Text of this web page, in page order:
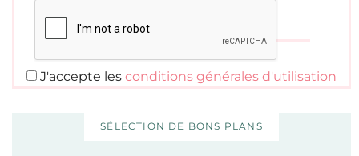
J'accepte les conditions générales d'utilisation
SÉLECTION DE BONS PLANS